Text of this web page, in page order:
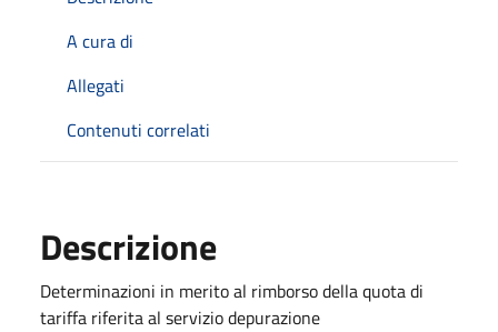
A cura di
Allegati
Contenuti correlati
Descrizione
Determinazioni in merito al rimborso della quota di
tariffa riferita al servizio depurazione